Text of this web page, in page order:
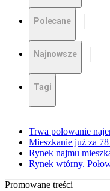
Polecane
Najnowsze
Tagi
Trwa polowanie
Mieszkanie już za
Rynek najmu
Rynek wtórny.
Promowane treści